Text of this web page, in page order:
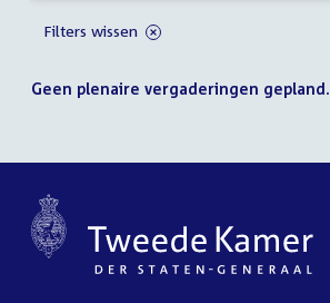
Geen plenaire vergaderingen gepland.
Filters wissen